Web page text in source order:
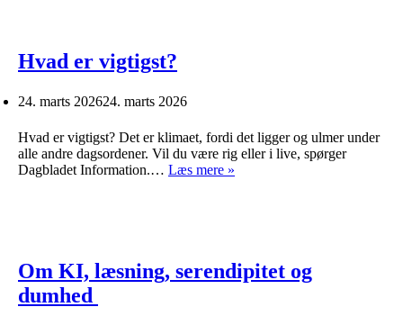
Hvad er vigtigst?
24. marts 202624. marts 2026
Hvad er vigtigst? Det er klimaet, fordi det ligger og ulmer under
alle andre dagsordener. Vil du være rig eller i live, spørger
Dagbladet Information.… Læs mere »
Om KI, læsning, serendipitet og
dumhed